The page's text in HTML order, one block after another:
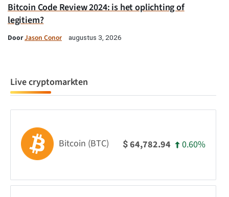
Bitcoin Code Review 2024: is het oplichting of
legitiem?
DoorJason Conor augustus 3, 2026
Live cryptomarkten
Bitcoin (BTC) $64,782.94 0.60%